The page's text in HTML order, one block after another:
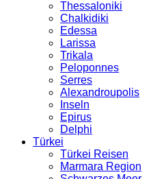
Thessaloniki
Chalkidiki
Edessa
Larissa
Trikala
Peloponnes
Serres
Alexandroupolis
Inseln
Epirus
Delphi
Türkei
Türkei Reisen
Marmara Region